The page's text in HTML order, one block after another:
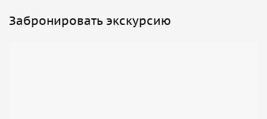
Забронировать экскурсию